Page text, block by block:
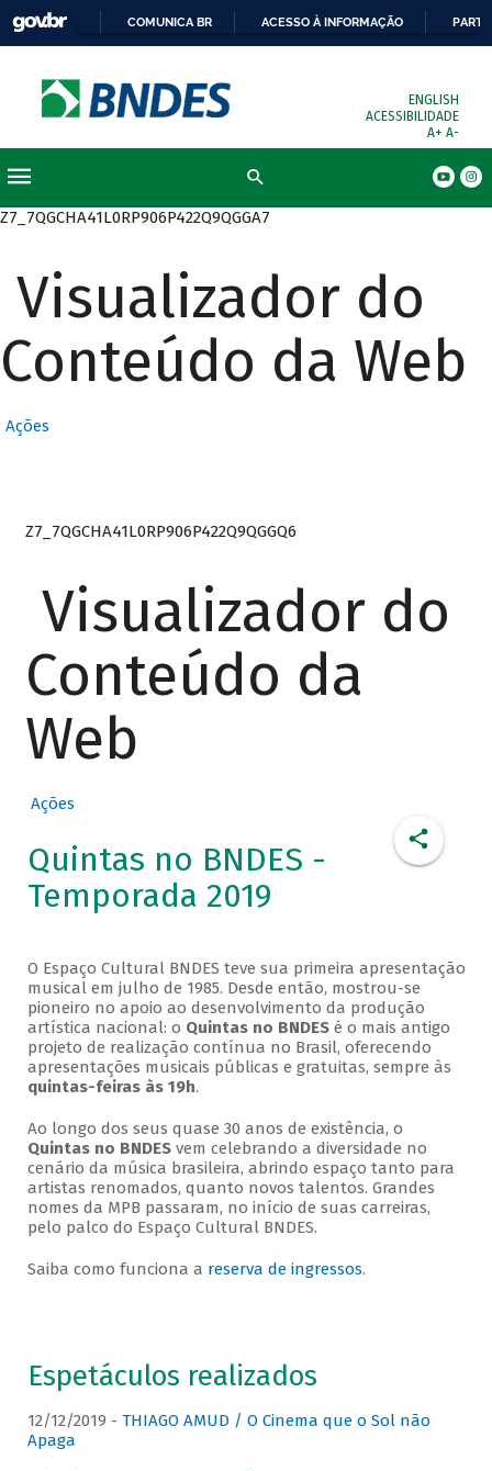
COMUNICA BR ACESSO À INFORMAÇÃO
ENGLISH
ACESSIBILIDADE
A+ A-
Z7_7QGCHA41L0RP906P422Q9QGGA7
Visualizador do
Conteúdo da Web
Ações
Z7_7QGCHA41L0RP906P422Q9QGGQ6
Visualizador do
Conteúdo da
Web
Ações
Quintas no BNDES -
Temporada 2019
O Espaço Cultural BNDES teve sua primeira apresentação
musical em julho de 1985. Desde então, mostrou-se
pioneiro no apoio ao desenvolvimento da produção
artística nacional: o Quintas no BNDESé o mais antigo
projeto de realização contínua no Brasil, oferecendo
apresentações musicais públicas e gratuitas, sempre às
quintas-feiras às 19h.
Ao longo dos seus quase 30 anos de existência, o
Quintas no BNDESvem celebrando a diversidade no
cenário da música brasileira, abrindo espaço tanto para
artistas renomados, quanto novos talentos. Grandes
nomes da MPB passaram, no início de suas carreiras,
pelo palco do Espaço Cultural BNDES.
Saiba como funciona a reserva de ingressos.
Espetáculos realizados
12/12/2019 - THIAGO AMUD / O Cinema que o Sol não
Apaga